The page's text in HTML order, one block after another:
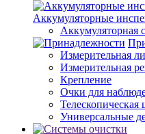
Аккумуляторные
Аккумуляторная
Измерительная
Измерительная
Крепление
Очки для
Телескопическая
Универсальные